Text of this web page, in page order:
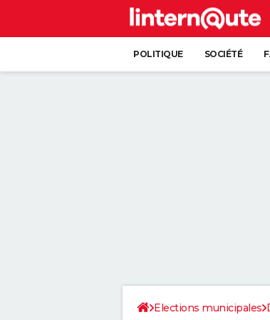
POLITIQUE SOCIÉTÉ
Elections municipales